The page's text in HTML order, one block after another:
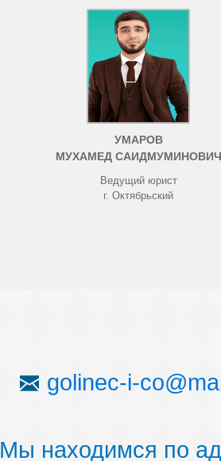
УМАРОВ
МУХАМЕД САИДМУМИНОВИЧ
Ведущий юрист
г. Октябрьский
golinec-i-
Мы находимся по